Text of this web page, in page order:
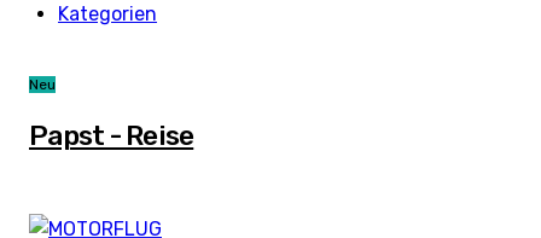
Kategorien
Neu
Papst - Reise